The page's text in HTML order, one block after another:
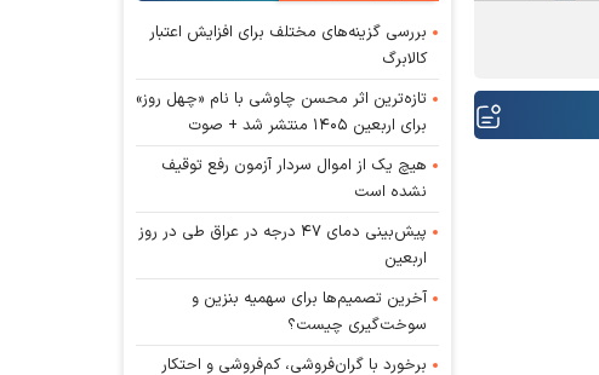
بررسی گزینه‌های مختلف برای افزایش اعتبار
کالابرگ
تازه‌ترین اثر محسن چاوشی با نام «چهل روز»
برای اربعین ۱۴۰۵ منتشر شد + صوت
هیچ یک از اموال سردار آزمون رفع توقیف
نشده است
پیش‌بینی دمای ۴۷ درجه در عراق طی در روز
اربعین
آخرین تصمیم‌ها برای سهمیه بنزین و
سوخت‌گیری چیست؟
برخورد با گران‌فروشی، کم‌فروشی و احتکار